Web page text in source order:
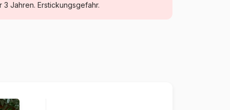
Puzzle für Erwachsene (500 bis 48000
Jahren. Erstickungsgefahr.